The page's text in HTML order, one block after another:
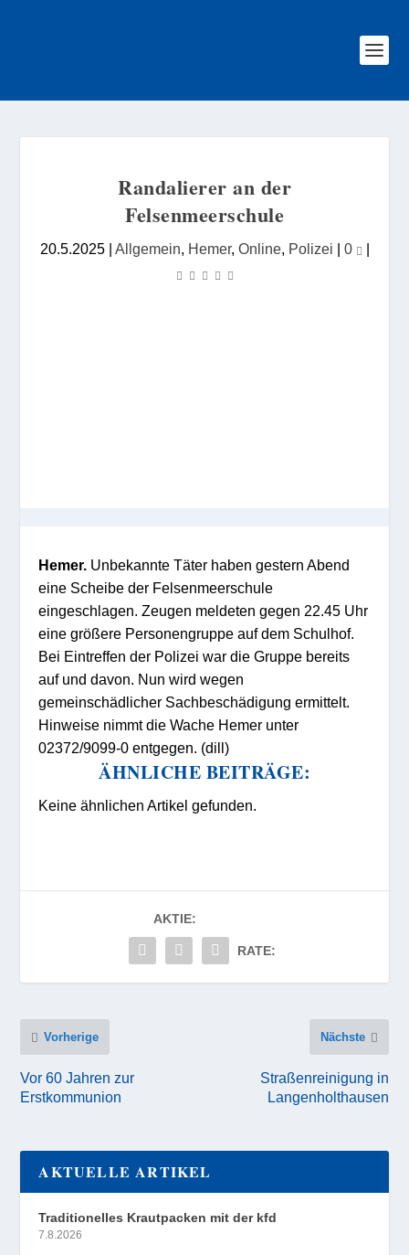
Randalierer an der
Felsenmeerschule
20.5.2025| Allgemein, Hemer, Online, Polizei | 0 |
Hemer. Unbekannte Täter haben gestern Abend
eine Scheibe der Felsenmeerschule
eingeschlagen. Zeugen meldeten gegen 22.45 Uhr
eine größere Personengruppe auf dem Schulhof.
Bei Eintreffen der Polizei war die Gruppe bereits
auf und davon. Nun wird wegen
gemeinschädlicher Sachbeschädigung ermittelt.
Hinweise nimmt die Wache Hemer unter
02372/9099-0 entgegen. (dill)
ÄHNLICHE BEITRÄGE:
Keine ähnlichen Artikel gefunden.
AKTIE:
RATE:
Vorherige
Vor 60 Jahren zur
Erstkommunion
Nächste
Straßenreinigung in
Langenholthausen
AKTUELLE ARTIKEL
Traditionelles Krautpacken mit der kfd
7.8.2026